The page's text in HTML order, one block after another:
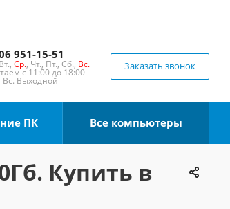
951-15-51
Ср., Чт., Пт., Сб., Вс.
с 11:00 до 18:00
Вс. Выходной
Заказать звонок
ПК Все компьютеры
Купить в